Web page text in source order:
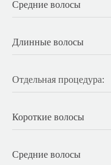
Средние волосы
Длинные волосы
Отдельная процедура:
Короткие волосы
Средние волосы